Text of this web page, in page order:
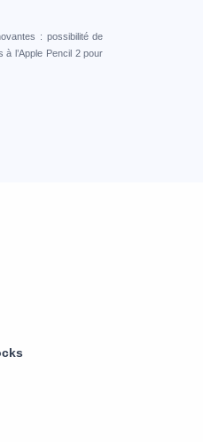
: possibilité de
l’Apple Pencil 2 pour